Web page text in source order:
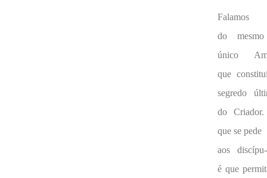
Falamos
do
único
que
segredo
do
que se pede
aos
é que